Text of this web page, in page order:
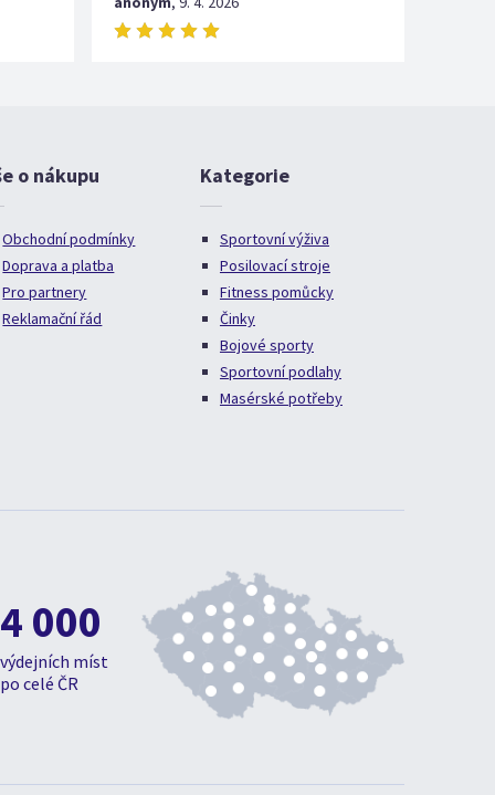
o nákupu
Obchodní podmínky
Doprava a platba
Pro partnery
Reklamační řád
Kategorie
Sportovní výživa
Posilovací stroje
Fitness pomůcky
Činky
Bojové sporty
Sportovní podlahy
Masérské potřeby
4 000
výdejních míst
po celé ČR